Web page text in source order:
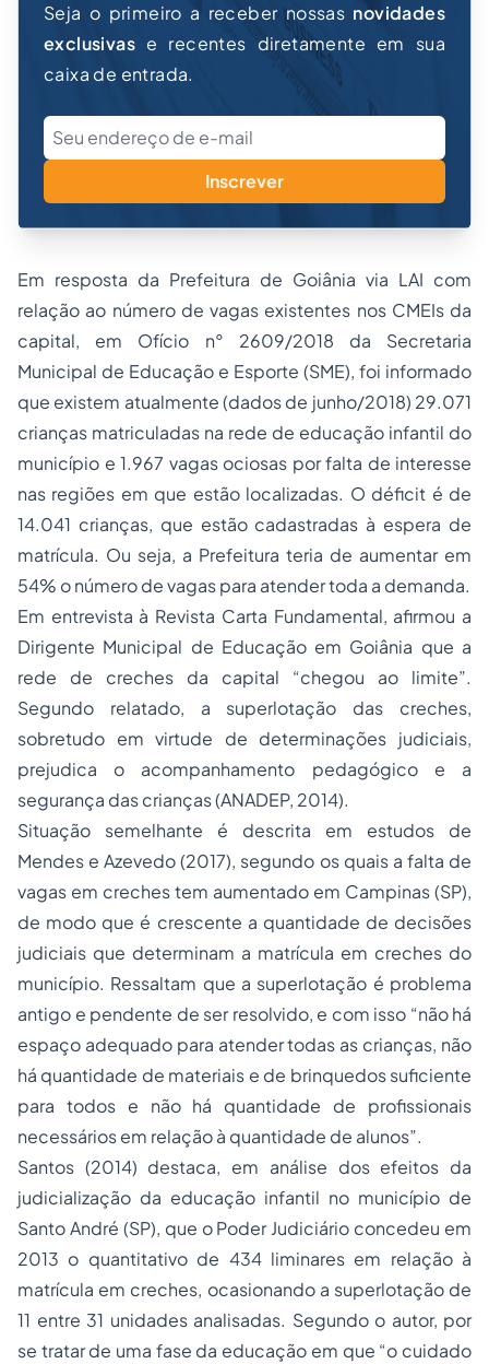
Seja o primeiro a receber nossas novidades
exclusivas e recentes diretamente em sua
caixa de entrada.
Inscrever
Em resposta da Prefeitura de Goiânia via LAI com
relação ao número de vagas existentes nos CMEIs da
capital, em Ofício n° 2609/2018 da Secretaria
Municipal de Educação e Esporte (SME), foi informado
que existem atualmente (dados de junho/2018) 29.071
crianças matriculadas na rede de educação infantil do
município e 1.967 vagas ociosas por falta de interesse
nas regiões em que estão localizadas. O déficit é de
14.041 crianças, que estão cadastradas à espera de
matrícula. Ou seja, a Prefeitura teria de aumentar em
54% o número de vagas para atender toda a demanda.
Em entrevista à Revista Carta Fundamental, afirmou a
Dirigente Municipal de Educação em Goiânia que a
rede de creches da capital “chegou ao limite”.
Segundo relatado, a superlotação das creches,
sobretudo em virtude de determinações judiciais,
prejudica o acompanhamento pedagógico e a
segurança das crianças (ANADEP, 2014).
Situação semelhante é descrita em estudos de
Mendes e Azevedo (2017), segundo os quais a falta de
vagas em creches tem aumentado em Campinas (SP),
de modo que é crescente a quantidade de decisões
judiciais que determinam a matrícula em creches do
município. Ressaltam que a superlotação é problema
antigo e pendente de ser resolvido, e com isso “não há
espaço adequado para atender todas as crianças, não
há quantidade de materiais e de brinquedos suficiente
para todos e não há quantidade de profissionais
necessários em relação à quantidade de alunos”.
Santos (2014) destaca, em análise dos efeitos da
judicialização da educação infantil no município de
Santo André (SP), que o Poder Judiciário concedeu em
2013 o quantitativo de 434 liminares em relação à
matrícula em creches, ocasionando a superlotação de
11 entre 31 unidades analisadas. Segundo o autor, por
se tratar de uma fase da educação em que “o cuidado